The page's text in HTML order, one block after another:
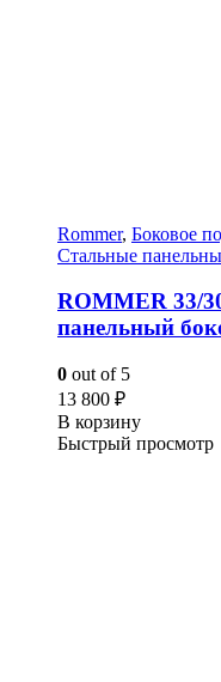
Rommer, Боковое
Стальные
ROMMER 33/
панельный
0 out of 5
13 800 ₽
В корзину
Быстрый просмотр